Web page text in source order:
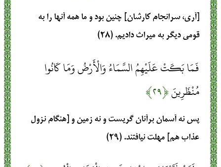
[آری، سرانجام کارشان] چنین بود و ما همه آنها را به
قومی دیگر به میراث دادیم. (۲۸)
فَمَا بَكَتْ عَلَيْهِمُ السَّمَاءُ وَالْأَرْضُ وَمَا كَانُوا
مُنْظَرِينَ﴿۲۹﴾
پس نه آسمان برآنان گریست و نه زمین و [هنگام نزول
عذاب هم] مهلت نیافتند. (۲۹)